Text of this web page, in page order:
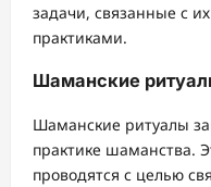
задачи, связанные с
практиками.
Шаманские
Шаманские ритуалы
практике шаманства.
проводятся с целью